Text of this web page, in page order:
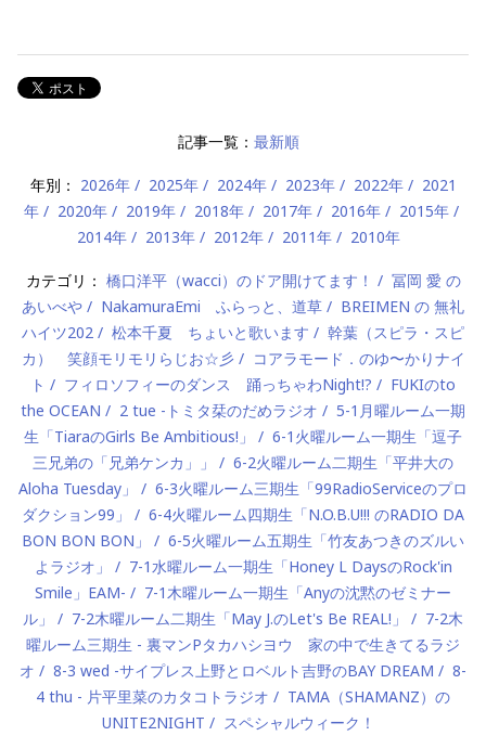
記事一覧： 最新順
年別： 2026年 2025年 2024年 2023年 2022年
2021
年
2020年 2019年 2018年 2017年 2016年
2015年
2014年
2013年 2012年 2011年 2010年
カテゴリ： 橋口洋平（wacci）のドア開けてます！
冨岡 愛 の
あいべや
NakamuraEmi ふらっと、道草
BREIMEN の 無礼
ハイツ202
松本千夏 ちょいと歌います
幹葉（スピラ・スピ
カ） 笑顔モリモリらじお☆彡
コアラモード．のゆ〜かりナイ
ト
フィロソフィーのダンス 踊っちゃわNight!?
FUKIのto
the OCEAN
2 tue -トミタ栞のだめラジオ
5-1月曜ルーム一期
生「TiaraのGirls Be Ambitious!」
6-1火曜ルーム一期生「逗子
三兄弟の「兄弟ケンカ」」
6-2火曜ルーム二期生「平井大の
Aloha Tuesday」
6-3火曜ルーム三期生「99RadioServiceのプロ
ダクション99」
6-4火曜ルーム四期生「N.O.B.U!!! のRADIO DA
BON BON BON」
6-5火曜ルーム五期生「竹友あつきのズルい
よラジオ」
7-1水曜ルーム一期生「Honey L DaysのRock'in
Smile」EAM-
7-1木曜ルーム一期生「Anyの沈黙のゼミナー
ル」
7-2木曜ルーム二期生「May J.のLet's Be REAL!」
7-2木
曜ルーム三期生 - 裏マンPタカハシヨウ 家の中で生きてるラジ
オ
8-3 wed -サイプレス上野とロベルト吉野のBAY DREAM
8-
4 thu - 片平里菜のカタコトラジオ
TAMA（SHAMANZ）の
UNITE2NIGHT
スペシャルウィーク！